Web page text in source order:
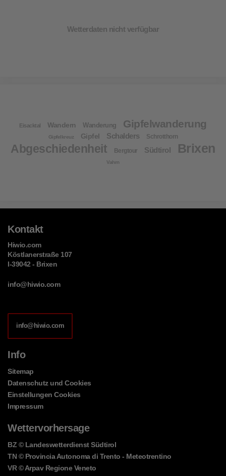
Wetterdaten nicht verfügbar
Eisacktal Wandern Wanderung Gipfelwanderung
Gipfelkreuz Gipfel Schalders Schrotthorn
Abgeschiedenheit Bergtour Südtirol Brixen
Vahrn
Kontakt
Hiwio.com
Köstlanerstraße 107
I-39042 - Brixen
info@hiwio.com
info@hiwio.com
Info
Sitemap
Datenschutz und Cookies
Einstellungen Cookies
Impressum
Wettervorhersage
BZ © Landeswetterdienst Südtirol
TN © Provincia Autonoma di Trento - Meteotrentino
VR © Arpav Regione Veneto